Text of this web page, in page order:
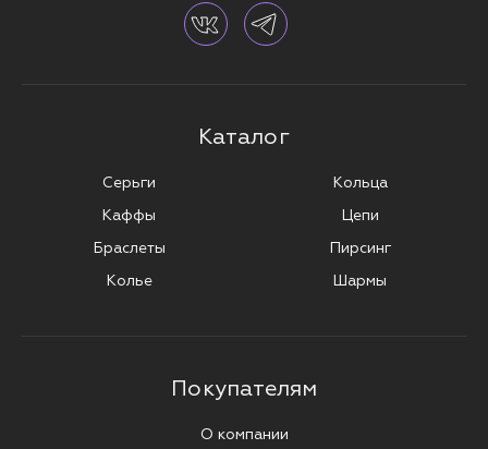
Каталог
Серьги
Каффы
Браслеты
Колье
Кольца
Цепи
Пирсинг
Шармы
Покупателям
О компании